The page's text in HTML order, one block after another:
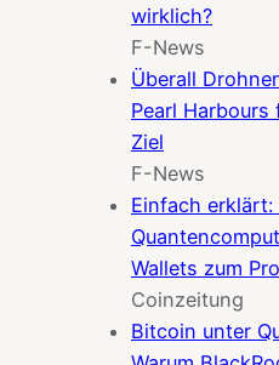
wirklich?
F-News
Überall
Pearl Harbours
Ziel
F-News
Einfach erklärt:
Wallets zum
Coinzeitung
Bitcoin unter